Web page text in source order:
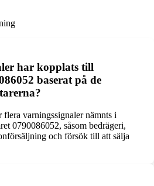
har kopplats till
baserat på de
varningssignaler nämnts i
0790086052, såsom bedrägeri,
och försök till att sälja